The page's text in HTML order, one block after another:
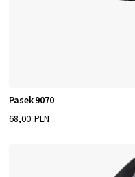
Pasek 9070
68,00 PLN